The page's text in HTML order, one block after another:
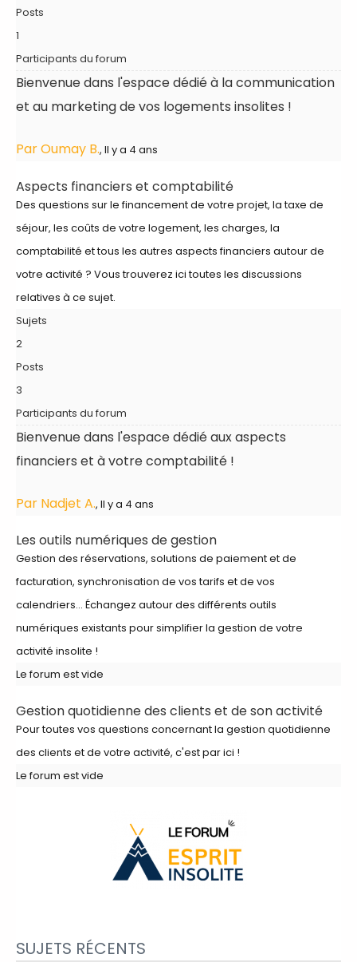
Posts
1
Participants du forum
Bienvenue dans l'espace dédié à la communication
et au marketing de vos logements insolites !
Par Oumay B., Il y a 4 ans
Aspects financiers et comptabilité
Des questions sur le financement de votre projet, la taxe de
séjour, les coûts de votre logement, les charges, la
comptabilité et tous les autres aspects financiers autour de
votre activité ? Vous trouverez ici toutes les discussions
relatives à ce sujet.
Sujets
2
Posts
3
Participants du forum
Bienvenue dans l'espace dédié aux aspects
financiers et à votre comptabilité !
Par Nadjet A., Il y a 4 ans
Les outils numériques de gestion
Gestion des réservations, solutions de paiement et de
facturation, synchronisation de vos tarifs et de vos
calendriers... Échangez autour des différents outils
numériques existants pour simplifier la gestion de votre
activité insolite !
Le forum est vide
Gestion quotidienne des clients et de son activité
Pour toutes vos questions concernant la gestion quotidienne
des clients et de votre activité, c'est par ici !
Le forum est vide
SUJETS RÉCENTS